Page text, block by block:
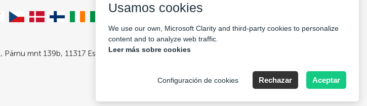
mnt 139b, 11317 Estonia. Company Nr: 14693656
Usamos cookies
We use our own, Microsoft Clarity and third-party cookies to personalize
content and to analyze web traffic.
Leer más sobre cookies
Configuración de cookies Rechazar Aceptar